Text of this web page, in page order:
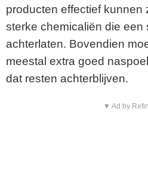
producten effectief kunnen
sterke chemicaliën die een
achterlaten. Bovendien
meestal extra goed
dat resten achterblijven.
▼ Ad by